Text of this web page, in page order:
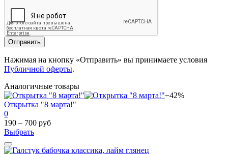
Отправить
Нажимая на кнопку «Отправить» вы принимаете условия
Публичной оферты.
Аналогичные товары
−42%
Открытка "8 марта!"
0
190 – 700 руб
Выбрать